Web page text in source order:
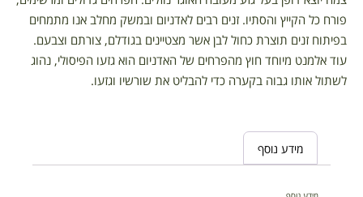
פורח כל הקייץ והסתיו. זנים רבים לאדניום ובמשק מחלב אנו מתמחים
בפיתוח זנים תוצרת כחול לבן אשר מצטיינים בגודלם, צורתם וצבעם.
עוד אלמנט מיוחד חוץ מהפרחים של האדניום הוא גזעו הפיסולי, נהוג
לשתול אותו גבוה בקערה כדי להבליט את שורשיו וגזעו.
מידע נוסף